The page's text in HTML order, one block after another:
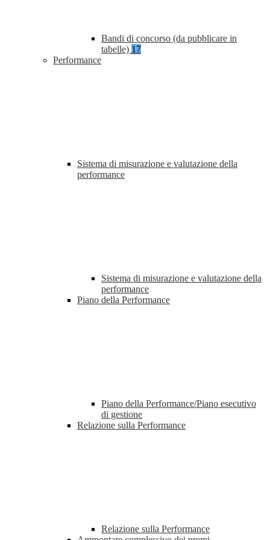
Bandi di concorso (da pubblicare in
tabelle) 17
Performance
Sistema di misurazione e valutazione della
performance
Sistema di misurazione e valutazione della
performance
Piano della Performance
Piano della Performance/Piano esecutivo
di gestione
Relazione sulla Performance
Relazione sulla Performance